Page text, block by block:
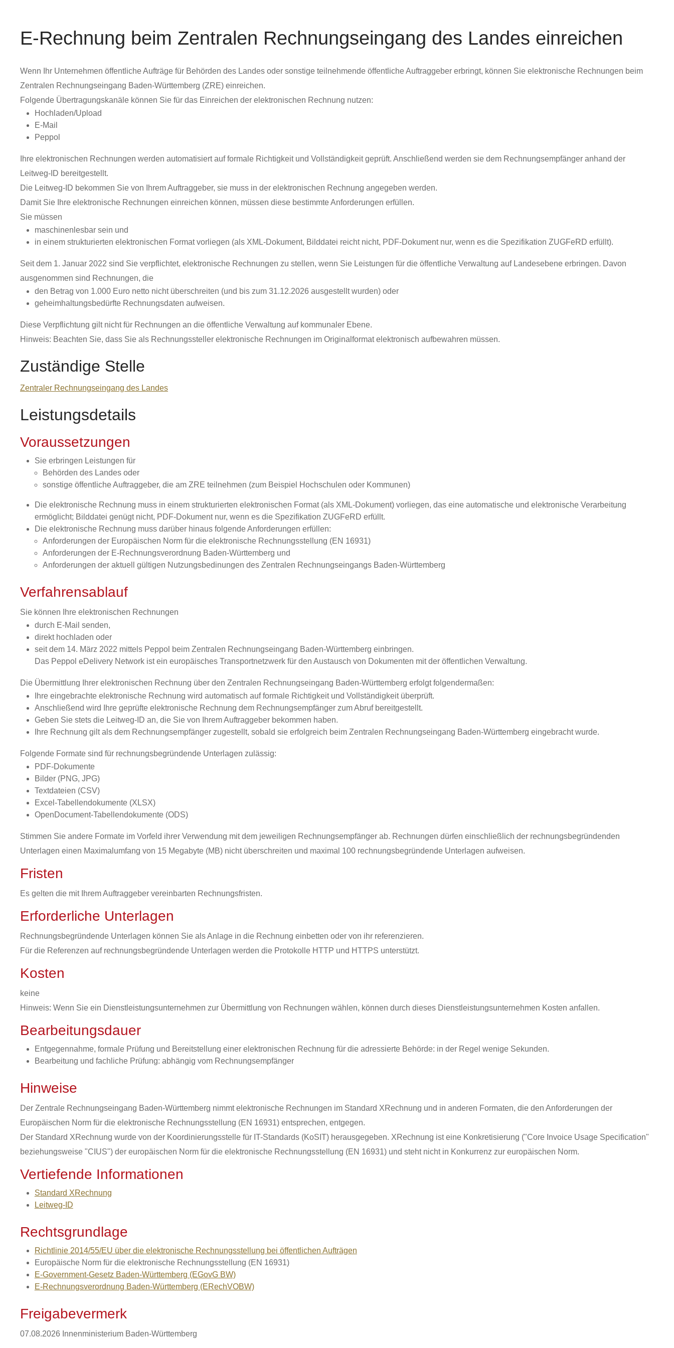
E-Rechnung beim Zentralen Rechnungseingang des Landes einreichen
Wenn Ihr Unternehmen öffentliche Aufträge für Behörden des Landes oder sonstige teilnehmende öffentliche Auftraggeber erbringt, können Sie elektronische Rechnungen beim
Zentralen Rechnungseingang Baden-Württemberg (ZRE) einreichen.
Folgende Übertragungskanäle können Sie für das Einreichen der elektronischen Rechnung nutzen:
Hochladen/Upload
E-Mail
Peppol
Ihre elektronischen Rechnungen werden automatisiert auf formale Richtigkeit und Vollständigkeit geprüft. Anschließend werden sie dem Rechnungsempfänger anhand der
Leitweg-ID bereitgestellt.
Die Leitweg-ID bekommen Sie von Ihrem Auftraggeber, sie muss in der elektronischen Rechnung angegeben werden.
Damit Sie Ihre elektronische Rechnungen einreichen können, müssen diese bestimmte Anforderungen erfüllen.
Sie müssen
maschinenlesbar sein und
in einem strukturierten elektronischen Format vorliegen (als XML-Dokument, Bilddatei reicht nicht, PDF-Dokument nur, wenn es die Spezifikation ZUGFeRD erfüllt).
Seit dem 1. Januar 2022 sind Sie verpflichtet, elektronische Rechnungen zu stellen, wenn Sie Leistungen für die öffentliche Verwaltung auf Landesebene erbringen. Davon
ausgenommen sind Rechnungen, die
den Betrag von 1.000 Euro netto nicht überschreiten (und bis zum 31.12.2026 ausgestellt wurden) oder
geheimhaltungsbedürfte Rechnungsdaten aufweisen.
Diese Verpflichtung gilt nicht für Rechnungen an die öffentliche Verwaltung auf kommunaler Ebene.
Hinweis: Beachten Sie, dass Sie als Rechnungssteller elektronische Rechnungen im Originalformat elektronisch aufbewahren müssen.
Zuständige Stelle
Zentraler Rechnungseingang des Landes
Leistungsdetails
Voraussetzungen
Sie erbringen Leistungen für
Behörden des Landes oder
sonstige öffentliche Auftraggeber, die am ZRE teilnehmen (zum Beispiel Hochschulen oder Kommunen)
Die elektronische Rechnung muss in einem strukturierten elektronischen Format (als XML-Dokument) vorliegen, das eine automatische und elektronische Verarbeitung
ermöglicht; Bilddatei genügt nicht, PDF-Dokument nur, wenn es die Spezifikation ZUGFeRD erfüllt.
Die elektronische Rechnung muss darüber hinaus folgende Anforderungen erfüllen:
Anforderungen der Europäischen Norm für die elektronische Rechnungsstellung (EN 16931)
Anforderungen der E-Rechnungsverordnung Baden-Württemberg und
Anforderungen der aktuell gültigen Nutzungsbedinungen des Zentralen Rechnungseingangs Baden-Württemberg
Verfahrensablauf
Sie können Ihre elektronischen Rechnungen
durch E-Mail senden,
direkt hochladen oder
seit dem 14. März 2022 mittels Peppol beim Zentralen Rechnungseingang Baden-Württemberg einbringen.
Das Peppol eDelivery Network ist ein europäisches Transportnetzwerk für den Austausch von Dokumenten mit der öffentlichen Verwaltung.
Die Übermittlung Ihrer elektronischen Rechnung über den Zentralen Rechnungseingang Baden-Württemberg erfolgt folgendermaßen:
Ihre eingebrachte elektronische Rechnung wird automatisch auf formale Richtigkeit und Vollständigkeit überprüft.
Anschließend wird Ihre geprüfte elektronische Rechnung dem Rechnungsempfänger zum Abruf bereitgestellt.
Geben Sie stets die Leitweg-ID an, die Sie von Ihrem Auftraggeber bekommen haben.
Ihre Rechnung gilt als dem Rechnungsempfänger zugestellt, sobald sie erfolgreich beim Zentralen Rechnungseingang Baden-Württemberg eingebracht wurde.
Folgende Formate sind für rechnungsbegründende Unterlagen zulässig:
PDF-Dokumente
Bilder (PNG, JPG)
Textdateien (CSV)
Excel-Tabellendokumente (XLSX)
OpenDocument-Tabellendokumente (ODS)
Stimmen Sie andere Formate im Vorfeld ihrer Verwendung mit dem jeweiligen Rechnungsempfänger ab. Rechnungen dürfen einschließlich der rechnungsbegründenden
Unterlagen einen Maximalumfang von 15 Megabyte (MB) nicht überschreiten und maximal 100 rechnungsbegründende Unterlagen aufweisen.
Fristen
Es gelten die mit Ihrem Auftraggeber vereinbarten Rechnungsfristen.
Erforderliche Unterlagen
Rechnungsbegründende Unterlagen können Sie als Anlage in die Rechnung einbetten oder von ihr referenzieren.
Für die Referenzen auf rechnungsbegründende Unterlagen werden die Protokolle HTTP und HTTPS unterstützt.
Kosten
keine
Hinweis: Wenn Sie ein Dienstleistungsunternehmen zur Übermittlung von Rechnungen wählen, können durch dieses Dienstleistungsunternehmen Kosten anfallen.
Bearbeitungsdauer
Entgegennahme, formale Prüfung und Bereitstellung einer elektronischen Rechnung für die adressierte Behörde: in der Regel wenige Sekunden.
Bearbeitung und fachliche Prüfung: abhängig vom Rechnungsempfänger
Hinweise
Der Zentrale Rechnungseingang Baden-Württemberg nimmt elektronische Rechnungen im Standard XRechnung und in anderen Formaten, die den Anforderungen der
Europäischen Norm für die elektronische Rechnungsstellung (EN 16931) entsprechen, entgegen.
Der Standard XRechnung wurde von der Koordinierungsstelle für IT-Standards (KoSIT) herausgegeben. XRechnung ist eine Konkretisierung ("Core Invoice Usage Specification"
beziehungsweise "CIUS") der europäischen Norm für die elektronische Rechnungsstellung (EN 16931) und steht nicht in Konkurrenz zur europäischen Norm.
Vertiefende Informationen
Standard XRechnung
Leitweg-ID
Rechtsgrundlage
Richtlinie 2014/55/EU über die elektronische Rechnungsstellung bei öffentlichen Aufträgen
Europäische Norm für die elektronische Rechnungsstellung (EN 16931)
E-Government-Gesetz Baden-Württemberg (EGovG BW)
E-Rechnungsverordnung Baden-Württemberg (ERechVOBW)
Freigabevermerk
07.08.2026 Innenministerium Baden-Württemberg